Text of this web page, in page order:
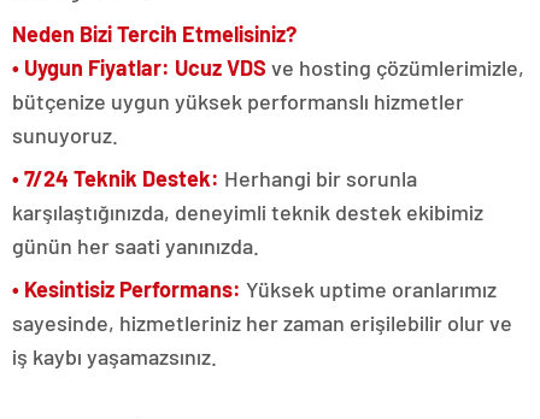
Neden Bizi Tercih Etmelisiniz?​​​​​​​
• Uygun Fiyatlar: Ucuz VDS ve hosting çözümlerimizle,
bütçenize uygun yüksek performanslı hizmetler
sunuyoruz.
• 7/24 Teknik Destek: Herhangi bir sorunla
karşılaştığınızda, deneyimli teknik destek ekibimiz
günün her saati yanınızda.
• Kesintisiz Performans: Yüksek uptime oranlarımız
sayesinde, hizmetleriniz her zaman erişilebilir olur ve
iş kaybı yaşamazsınız.